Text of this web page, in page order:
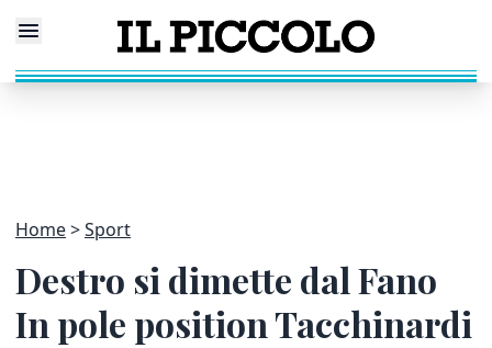
Home Sport
Destro si dimette dal Fano
In pole position Tacchinardi